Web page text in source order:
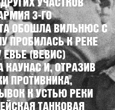
3-ГО
ОБОШЛА ВИЛЬНЮС С
ПРОБИЛАСЬ К РЕКЕ
ЕВЬЕ (ВЕВИС)
И, ОТРАЗИВ
ПРОТИВНИКА,
К УСТЬЮ РЕКИ
ТАНКОВАЯ